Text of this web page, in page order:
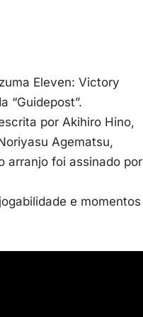
Eleven: Victory
“Guidepost”.
por Akihiro Hino,
Agematsu,
arranjo foi assinado por
e momentos